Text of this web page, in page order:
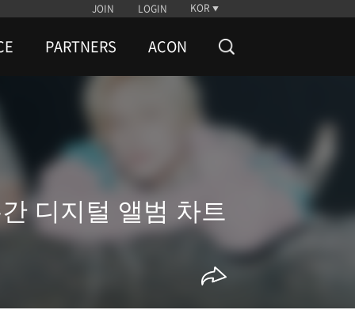
JOIN LOGIN KOR
PARTNERS ACON
디지털 앨범 차트